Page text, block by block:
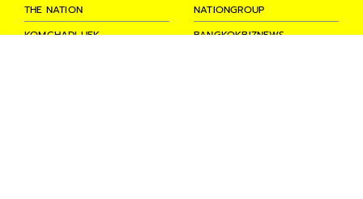
THE NATION
NATIONGROUP
KOMCHADLUEK
BANGKOKBIZNEWS